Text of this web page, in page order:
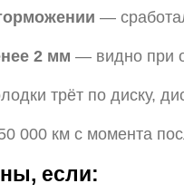
—
2 мм — видно при
трёт по диску,
000 км с момента
если: